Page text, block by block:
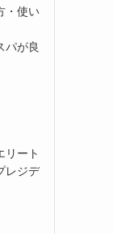
・使い
パが良
リート
レジデ